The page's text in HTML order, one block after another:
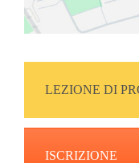
LEZIONE DI
ISCRIZIONE